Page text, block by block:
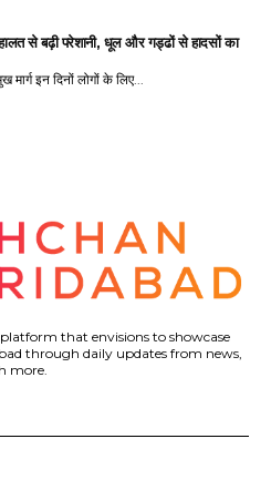
हालत से बढ़ी परेशानी, धूल और गड्ढों से हादसों का
मार्ग इन दिनों लोगों के लिए...
that envisions to showcase
through daily updates from news,
more.